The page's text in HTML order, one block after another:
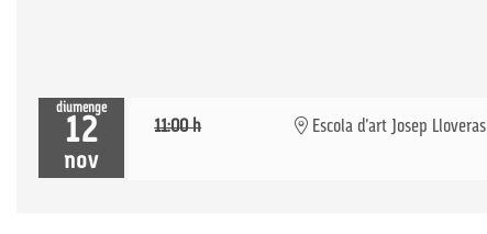
diumenge
12
nov
11:00 h Escola d'art Josep Lloveras